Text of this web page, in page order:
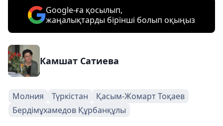
Google-ға қосылып,
жаңалықтарды бірінші болып оқыңыз
Камшат Сатиева
Молния Түркістан
Қасым-Жомарт Тоқаев
Бердімұхамедов Құрбанқұлы